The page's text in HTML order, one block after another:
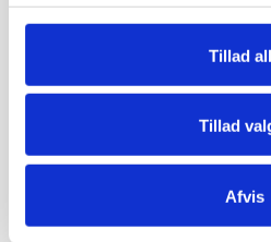
Tillad
Tillad
Afvis